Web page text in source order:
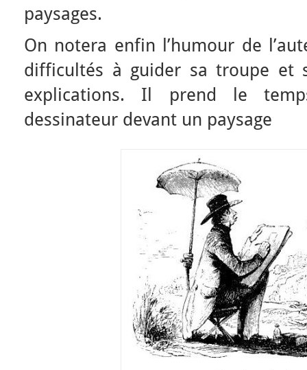
paysages.
On notera enfin l’humour de
difficultés à guider sa troupe et
explications. Il prend le
dessinateur devant un paysage